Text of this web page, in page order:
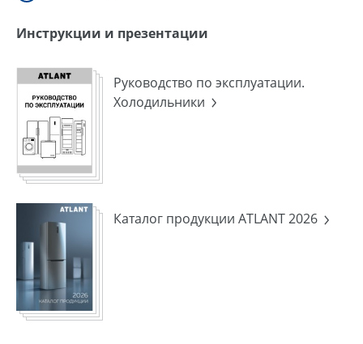
Инструкции и презентации
Руководство по эксплуатации.
Холодильники
Каталог продукции ATLANT 2026